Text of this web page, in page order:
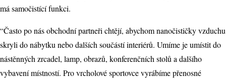
má samočistící funkci.
“Často po nás obchodní partneři chtějí, abychom nanočističky vzduchu
skryli do nábytku nebo dalších součástí interiérů. Umíme je umístit do
nástěnných zrcadel, lamp, obrazů, konferenčních stolů a dalšího
vybavení místností. Pro vrcholové sportovce vyrábíme přenosné